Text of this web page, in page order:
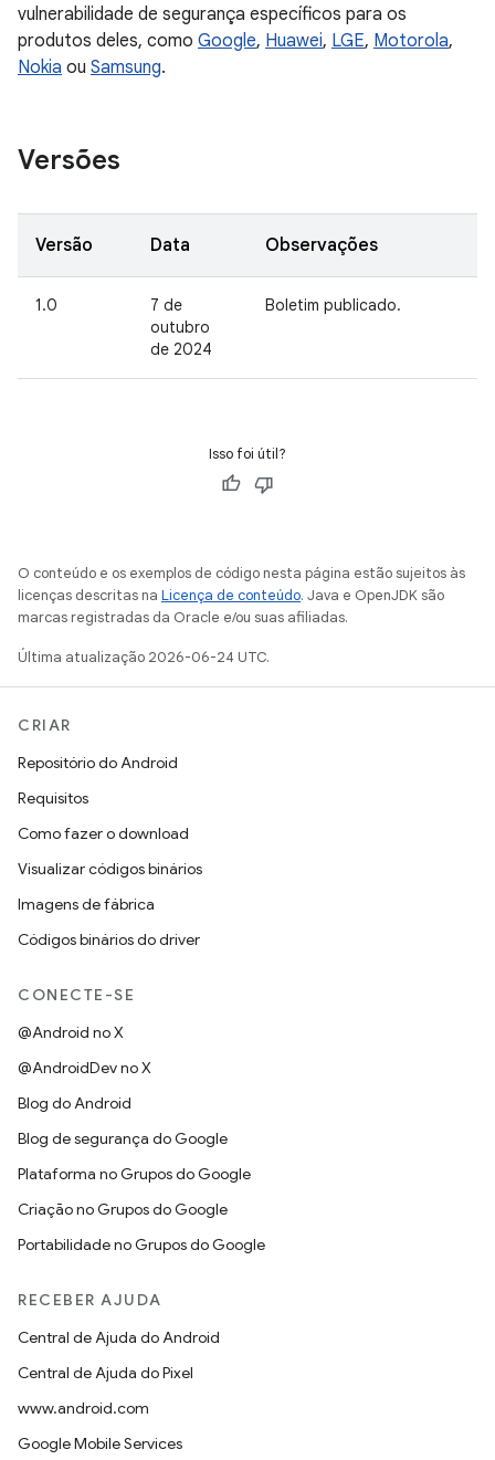
vulnerabilidade de segurança específicos para os
produtos deles, como Google, Huawei, LGE, Motorola,
Nokia ou Samsung.
Versões
Versão Data Observações
1.0
7 de
outubro
de 2024
Boletim publicado.
Isso foi útil?
O conteúdo e os exemplos de código nesta página estão sujeitos às
licenças descritas na Licença de conteúdo. Java e OpenJDK são
marcas registradas da Oracle e/ou suas afiliadas.
Última atualização 2026-06-24 UTC.
CRIAR
Repositório do Android
Requisitos
Como fazer o download
Visualizar códigos binários
Imagens de fábrica
Códigos binários do driver
CONECTE-SE
@Android no X
@AndroidDev no X
Blog do Android
Blog de segurança do Google
Plataforma no Grupos do Google
Criação no Grupos do Google
Portabilidade no Grupos do Google
RECEBER AJUDA
Central de Ajuda do Android
Central de Ajuda do Pixel
www.android.com
Google Mobile Services